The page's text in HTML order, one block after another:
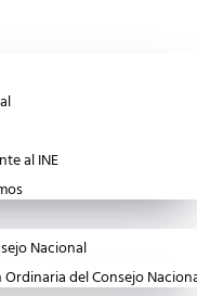
al INE
Nacional
Ordinaria del Consejo
no está
de
a MC:
2025